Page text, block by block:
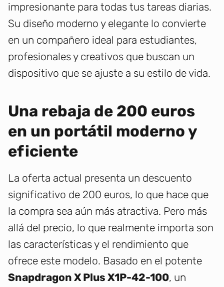
impresionante para todas tus tareas diarias.
Su diseño moderno y elegante lo convierte
en un compañero ideal para estudiantes,
profesionales y creativos que buscan un
dispositivo que se ajuste a su estilo de vida.
Una rebaja de 200 euros
en un portátil moderno y
eficiente
La oferta actual presenta un descuento
significativo de 200 euros, lo que hace que
la compra sea aún más atractiva. Pero más
allá del precio, lo que realmente importa son
las características y el rendimiento que
ofrece este modelo. Basado en el potente
Snapdragon X Plus X1P-42-100, un